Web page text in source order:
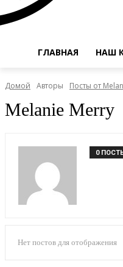
ГЛАВНАЯ НАШ
Домой Авторы Посты от
Melanie Merry
0
Нет постов для отображения